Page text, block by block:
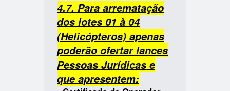
4.7. Para arrematação
dos lotes 01 à 04
(Helicópteros) apenas
poderão ofertar lances
Pessoas Jurídicas e
que apresentem: